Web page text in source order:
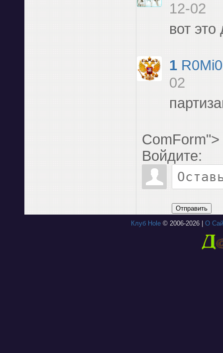
12-02
вот
1 R0Mi0
02
ComForm">
Войдите:
Отправить
Клуб Hole© 2006-2026 | О